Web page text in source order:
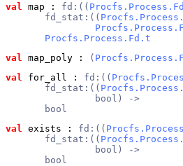
val
map : fd:((
       fd_stat:((
Procfs.Process.Fd.t
val
map_poly : (
val
for_all : fd:((
       fd_stat:((
                bool) ->
       bool
val
exists : fd:((
       fd_stat:((
                bool) ->
       bool